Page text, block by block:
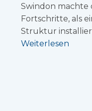
Swindon machte
Fortschritte, als
Struktur
Weiterlesen